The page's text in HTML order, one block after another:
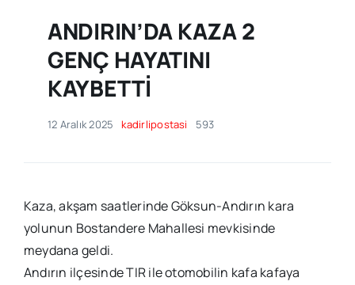
ANDIRIN’DA KAZA 2
GENÇ HAYATINI
KAYBETTİ
12 Aralık 2025 kadirlipostasi 593
Kaza, akşam saatlerinde Göksun-Andırın kara
yolunun Bostandere Mahallesi mevkisinde
meydana geldi.
Andırın ilçesinde TIR ile otomobilin kafa kafaya